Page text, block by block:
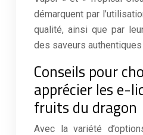
démarquent par
qualité, ainsi que par
des saveurs
Conseils pour
apprécier les e-
fruits du dragon
Avec la variété